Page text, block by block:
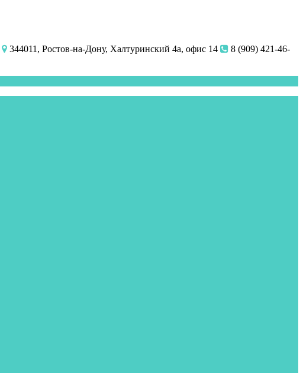
344011, Ростов-на-Дону, Халтуринский 4а, офис 14
8 (909) 421-46-